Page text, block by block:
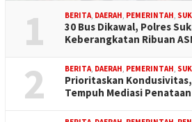
1 BERITA, DAERAH, PEMERINTAH,
30 Bus Dikawal, Polres
Keberangkatan Ribuan
2 BERITA, DAERAH, PEMERINTAH,
Prioritaskan
Tempuh Mediasi